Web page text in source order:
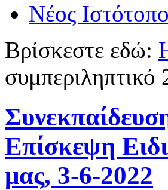
Νέος
Βρίσκεστε εδώ:
Επίσκεψη
μας, 3-6-2022